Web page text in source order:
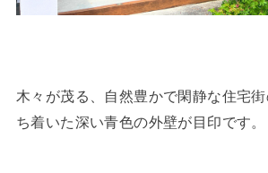
木々が茂る、自然豊かで閑静な住宅
ち着いた深い青色の外壁が目印です。